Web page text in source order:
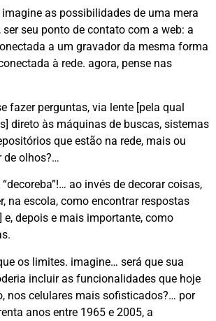
as possibilidades de uma mera
ser seu ponto de contato com a web: a
a um gravador da mesma forma
à rede. agora, pense nas
fazer perguntas, via lente [pela qual
direto às máquinas de buscas, sistemas
que estão na rede, mais ou
de olhos?…
ao invés de decorar coisas,
na escola, como encontrar respostas
e, depois e mais importante, como
os limites. imagine… será que sua
incluir as funcionalidades que hoje
nos celulares mais sofisticados?… por
anos entre 1965 e 2005, a